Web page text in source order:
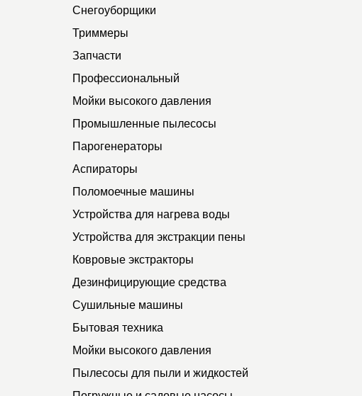
Снегоуборщики
Триммеры
Запчасти
Профессиональный
Мойки высокого давления
Промышленные пылесосы
Парогенераторы
Аспираторы
Поломоечные машины
Устройства для нагрева воды
Устройства для экстракции пены
Ковровые экстракторы
Дезинфицирующие средства
Сушильные машины
Бытовая техника
Мойки высокого давления
Пылесосы для пыли и жидкостей